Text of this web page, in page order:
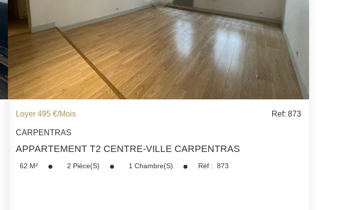
Loyer 495 €/mois Ref: 873
CARPENTRAS
APPARTEMENT T2 CENTRE-VILLE CARPENTRAS
62 M² 2 Pièce(s) 1 Chambre(s) Réf : 873